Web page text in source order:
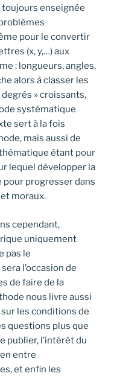
toujours enseignée
pour le convertir
(x, y,…) aux
: longueurs, angles,
alors à classer les
» croissants,
systématique
sert à la fois
mais aussi de
étant pour
lequel développer la
pour progresser dans
moraux.
cependant,
uniquement
pas le
l’occasion de
de faire de la
nous livre aussi
les conditions de
questions plus que
publier, l’intérêt du
entre
et enfin les